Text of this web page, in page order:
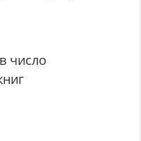
число